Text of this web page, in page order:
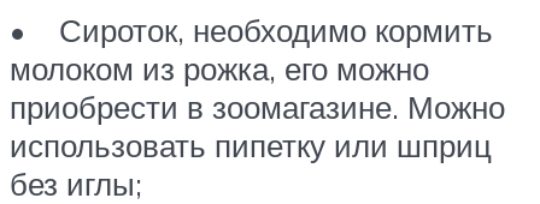
• Сироток, необходимо кормить
молоком из рожка, его можно
приобрести в зоомагазине. Можно
использовать пипетку или шприц
без иглы;